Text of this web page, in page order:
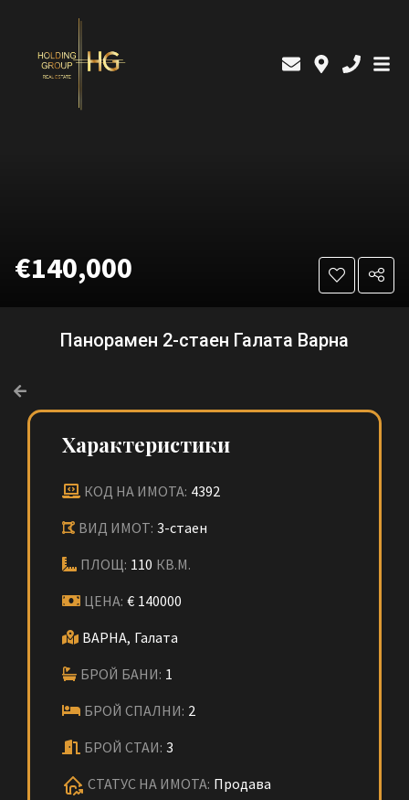
€140,000
Панорамен 2-стаен Галата Варна
Характеристики
КОД НА ИМОТА: 4392
ВИД ИМОТ: 3-стаен
ПЛОЩ: 110 КВ.М.
ЦЕНА: € 140000
ВАРНА, Галата
БРОЙ БАНИ: 1
БРОЙ СПАЛНИ: 2
БРОЙ СТАИ: 3
СТАТУС НА ИМОТА: Продава